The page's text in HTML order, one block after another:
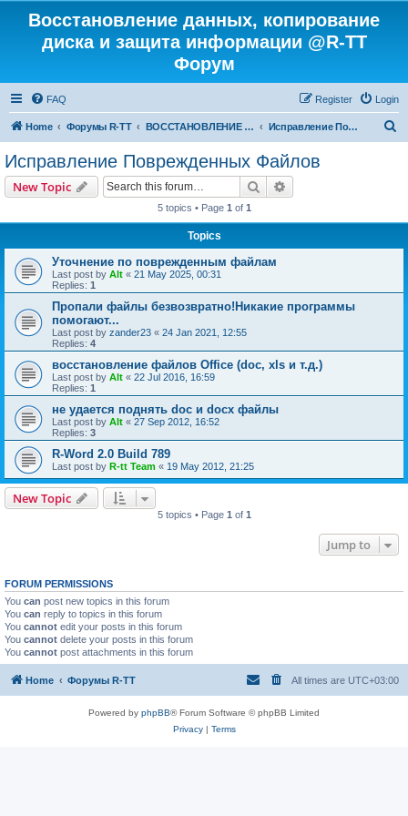
Восстановление данных, копирование
диска и защита информации @R-TT
Форум
FAQ Login
Register
Home Форумы R-TT ВОССТАНОВЛЕНИЕ ДАННЫХ И УДАЛЕННЫХ ФАЙЛОВ Исправление Поврежденных Файлов
Исправление Поврежденных Файлов
New Topic Search
5 topics • Page 1 of 1
Topics
Уточнение по поврежденным файлам
Last post by Alt « 21 May 2025, 00:31
Replies: 1
Пропали файлы безвозвратно!Никакие программы
помогают...
Last post by zander23 « 24 Jan 2021, 12:55
Replies: 4
восстановление файлов Office (doc, xls и т.д.)
Last post by Alt « 22 Jul 2016, 16:59
Replies: 1
не удается поднять doc и docx файлы
Last post by Alt « 27 Sep 2012, 16:52
Replies: 3
R-Word 2.0 Build 789
Last post by R-tt Team « 19 May 2012, 21:25
New Topic
5 topics • Page 1 of 1
Jump to
FORUM PERMISSIONS
You can post new topics in this forum
You can reply to topics in this forum
You cannot edit your posts in this forum
You cannot delete your posts in this forum
You cannot post attachments in this forum
Home Форумы R-TT All times are UTC+03:00
Powered by phpBB® Forum Software © phpBB Limited
Privacy| Terms